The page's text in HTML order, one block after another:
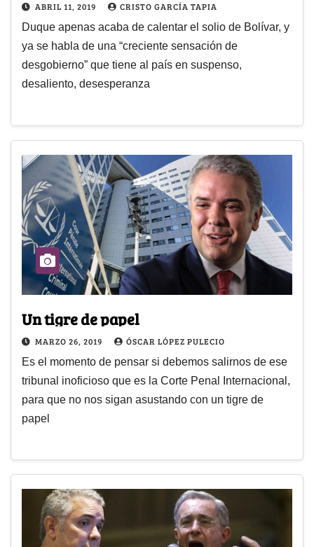
ABRIL 11, 2019 CRISTO GARCÍA TAPIA
Duque apenas acaba de calentar el solio de Bolívar, y
ya se habla de una “creciente sensación de
desgobierno” que tiene al país en suspenso,
desaliento, desesperanza
Un tigre de papel
MARZO 26, 2019 ÓSCAR LÓPEZ PULECIO
Es el momento de pensar si debemos salirnos de ese
tribunal inoficioso que es la Corte Penal Internacional,
para que no nos sigan asustando con un tigre de
papel